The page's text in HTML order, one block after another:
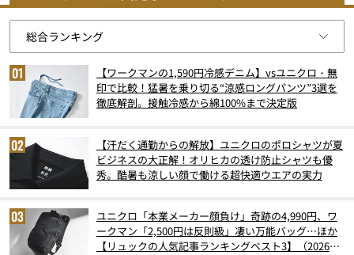
【ワークマンの1,590円冷感デニム】vsユニクロ・無
印で比較！猛暑を乗り切る“涼感ロングパンツ”3選を
徹底解剖。接触冷感から綿100%まで決定版
【汗だく通勤からの解放】ユニクロのポロシャツが夏
ビジネスの大正解！オリヒカの透け防止シャツも優
秀。酷暑も涼しい顔で働ける超快適ウエアの実力
ユニクロ「本業メーカー顔負け」奇跡の4,990円、ワ
ークマン「2,500円は反則級」凄い万能バッグ…ほか
【リュックの人気記事ランキングベスト3】（2026年